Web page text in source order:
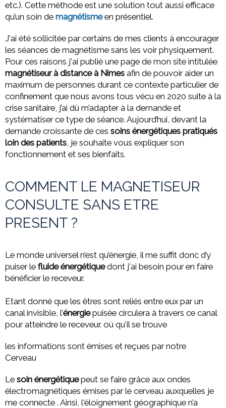
etc.). Cette méthode est une solution tout aussi efficace
qu’un soin de magnétismeen présentiel.
J'ai été sollicitée par certains de mes clients à encourager
les séances de magnétisme sans les voir physiquement.
Pour ces raisons j'ai publiè une page de mon site intitulée
magnétiseur à distance à Nimes afin de pouvoir aider un
maximum de personnes durant ce contexte particulier de
confinement que nous avons tous vécu en 2020 suite à la
crise sanitaire, j’ai dû m’adapter à la demande et
systématiser ce type de séance. Aujourd’hui, devant la
demande croissante de ces soins énergétiques pratiqués
loin des patients, je souhaite vous expliquer son
fonctionnement et ses bienfaits.
COMMENT LE MAGNETISEUR
CONSULTE SANS ETRE
PRESENT ?
Le monde universel n’est qu’énergie, il me suffit donc d’y
puiser le fluide énergétiquedont j'ai besoin pour en faire
bénéficier le receveur.
Etant donné que les êtres sont reliés entre eux par un
canal invisible, l’énergiepuisée circulera à travers ce canal
pour atteindre le receveur. où qu'il se trouve
les informations sont émises et reçues par notre
Cerveau
Le soin énergétiquepeut se faire grâce aux ondes
électromagnétiques émises par le cerveau auxquelles je
me connecte . Ainsi, l'éloignement géographique n’a